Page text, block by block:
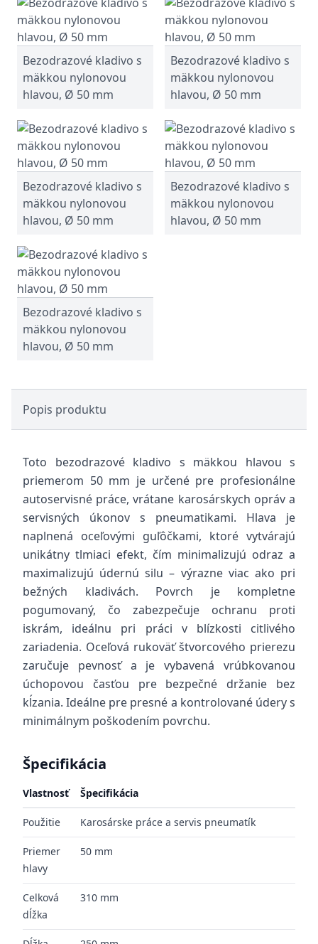
Bezodrazové kladivo s
mäkkou nylonovou
hlavou, Ø 50 mm
Bezodrazové kladivo s
mäkkou nylonovou
hlavou, Ø 50 mm
Bezodrazové kladivo s
mäkkou nylonovou
hlavou, Ø 50 mm
Bezodrazové kladivo s
mäkkou nylonovou
hlavou, Ø 50 mm
Bezodrazové kladivo s
mäkkou nylonovou
hlavou, Ø 50 mm
Popis produktu
Toto bezodrazové kladivo s mäkkou hlavou s
priemerom 50 mm je určené pre profesionálne
autoservisné práce, vrátane karosárskych opráv a
servisných úkonov s pneumatikami. Hlava je
naplnená oceľovými guľôčkami, ktoré vytvárajú
unikátny tlmiaci efekt, čím minimalizujú odraz a
maximalizujú údernú silu – výrazne viac ako pri
bežných kladivách. Povrch je kompletne
pogumovaný, čo zabezpečuje ochranu proti
iskrám, ideálnu pri práci v blízkosti citlivého
zariadenia. Oceľová rukoväť štvorcového prierezu
zaručuje pevnosť a je vybavená vrúbkovanou
úchopovou časťou pre bezpečné držanie bez
kĺzania. Ideálne pre presné a kontrolované údery s
minimálnym poškodením povrchu.
Špecifikácia
Vlastnosť Špecifikácia
Použitie Karosárske práce a servis pneumatík
Priemer
hlavy
50 mm
Celková
dĺžka
310 mm